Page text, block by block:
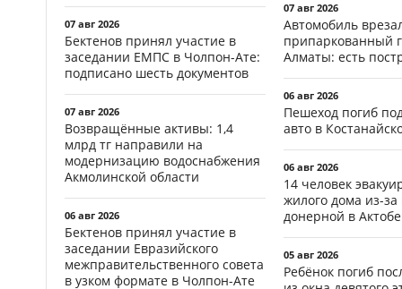
07 авг 2026
Бектенов принял участие в
заседании ЕМПС в Чолпон-Ате:
подписано шесть документов
07 авг 2026
Возвращённые активы: 1,4
млрд тг направили на
модернизацию водоснабжения
Акмолинской области
06 авг 2026
Бектенов принял участие в
заседании Евразийского
межправительственного совета
в узком формате в Чолпон-Ате
07 авг 2026
Автомобиль
припаркованный
Алматы: есть
06 авг 2026
Пешеход погиб
авто в
06 авг 2026
14 человек
жилого дома из-
донерной в Актобе
05 авг 2026
Ребёнок погиб